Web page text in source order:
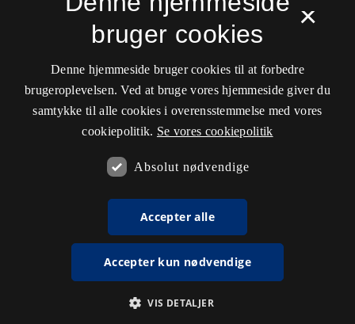
×
bruger cookies
Denne hjemmeside bruger cookies til at forbedre
brugeroplevelsen. Ved at bruge vores hjemmeside giver du
samtykke til alle cookies i overensstemmelse med vores
cookiepolitik. Se vores cookiepolitik
Absolut nødvendige
Accepter alle
Accepter kun nødvendige
VIS DETALJER